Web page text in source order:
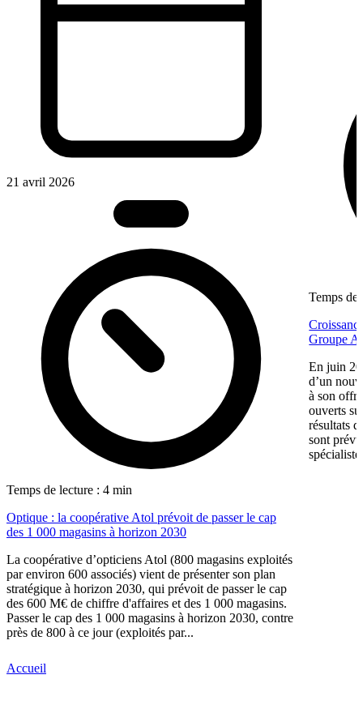
21 avril 2026
Temps de lecture : 4 min
Optique : la coopérative Atol prévoit de passer le cap
des 1 000 magasins à horizon 2030
La coopérative d’opticiens Atol (800 magasins exploités
par environ 600 associés) vient de présenter son plan
stratégique à horizon 2030, qui prévoit de passer le cap
des 600 M€ de chiffre d'affaires et des 1 000 magasins.
Passer le cap des 1 000 magasins à horizon 2030, contre
près de 800 à ce jour (exploités par...
Temps de
Groupe
En juin
d’un
à son
ouverts
résultats
sont
Accueil